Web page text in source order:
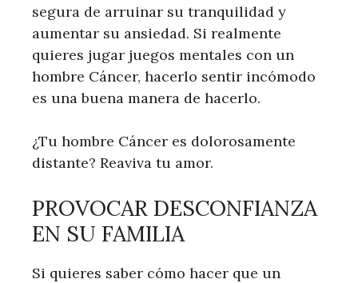
segura de arruinar su tranquilidad y
aumentar su ansiedad. Si realmente
quieres jugar juegos mentales con un
hombre Cáncer, hacerlo sentir incómodo
es una buena manera de hacerlo.
¿Tu hombre Cáncer es dolorosamente
distante? Reaviva tu amor.
PROVOCAR DESCONFIANZA
EN SU FAMILIA
Si quieres saber cómo hacer que un